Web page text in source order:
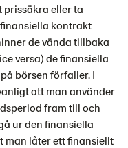
eller ta
kontrakt
de vända tillbaka
versa) de finansiella
börsen förfaller. I
att man använder
fram till och
ur den finansiella
man låter ett finansiellt